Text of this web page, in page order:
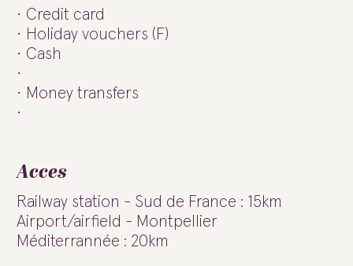
Credit card
Holiday vouchers (F)
Cash
Money transfers
Acces
Railway station - Sud de France : 15km
Airport/airfield - Montpellier
Méditerrannée : 20km